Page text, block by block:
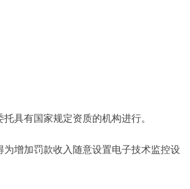
具有国家规定资质的机构进行。
增加罚款收入随意设置电子技术监控设